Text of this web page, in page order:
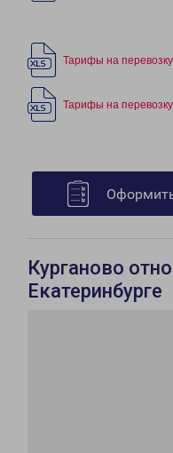
Тарифы на
Тарифы на
Курганово
Екатеринбурге